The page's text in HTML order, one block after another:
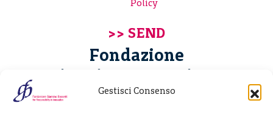
Gestisci Consenso
Policy
Fondazione
Giannino Bassetti ETS